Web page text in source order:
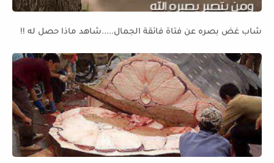
شاب غض بصره عن فتاة فائقة الجمال.....شاهد ماذا حصل له !!